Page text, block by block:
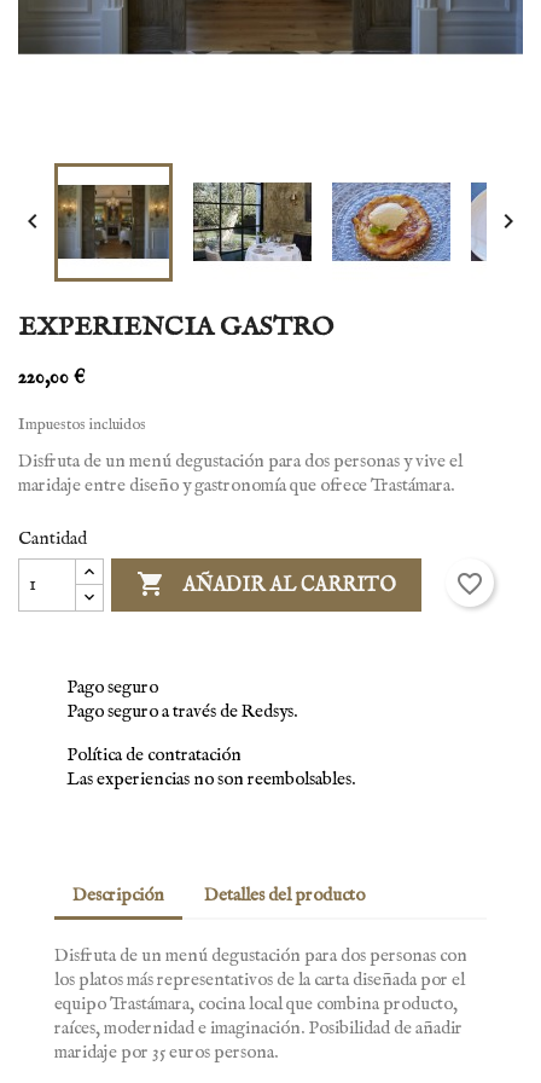
Crear lista de deseos
Iniciar sesión
 
EXPERIENCIA GASTRO
220,00 €
Impuestos incluidos
Disfruta de un menú degustación para dos personas y vive el
maridaje entre diseño y gastronomía que ofrece Trastámara.
Cantidad
 AÑADIR AL CARRITO favorite_border
Pago seguro
Pago seguro a través de Redsys.
Política de contratación
Las experiencias no son reembolsables.
Descripción Detalles del producto
Disfruta de un menú degustación para dos personas con
los platos más representativos de la carta diseñada por el
equipo Trastámara, cocina local que combina producto,
raíces, modernidad e imaginación. Posibilidad de añadir
maridaje por 35 euros persona.